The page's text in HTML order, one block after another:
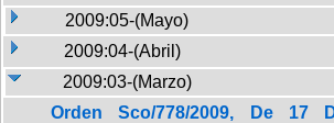
2009:05-(Mayo)
2009:04-(Abril)
2009:03-(Marzo)
Orden Sco/778/2009, De 17